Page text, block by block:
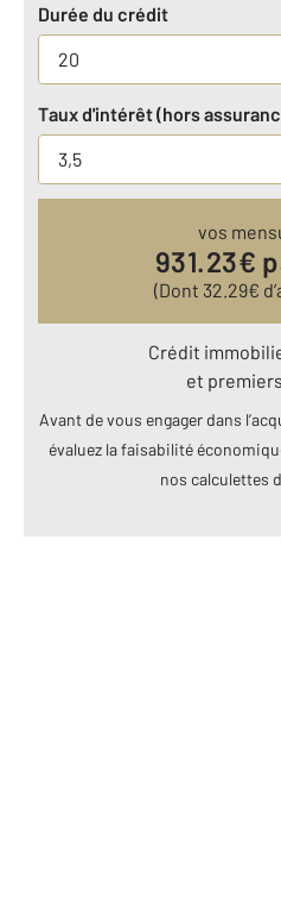
Durée du crédit
Taux d'intérêt (hors
vos
931.23€
(Dont 32.29€
Crédit
et
Avant de vous engager dans
évaluez la faisabilité
nos calculettes